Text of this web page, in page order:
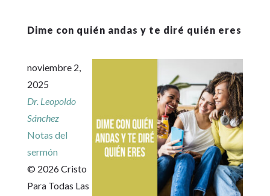
Dime con quién andas y te diré quién eres
noviembre 2,
2025
Dr. Leopoldo
Sánchez
Notas del
sermón
© 2026 Cristo
Para Todas Las